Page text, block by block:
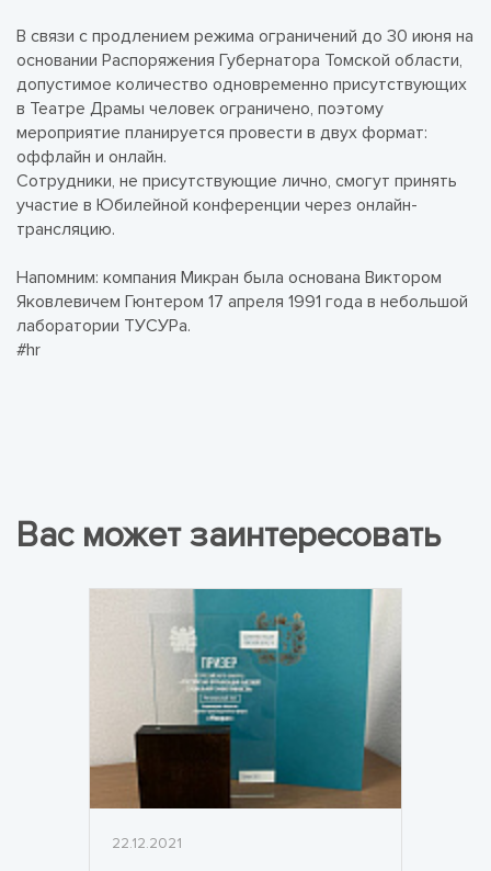
В связи с продлением режима ограничений до 30 июня на
основании Распоряжения Губернатора Томской области,
допустимое количество одновременно присутствующих
в Театре Драмы человек ограничено, поэтому
мероприятие планируется провести в двух формат:
оффлайн и онлайн.
Сотрудники, не присутствующие лично, смогут принять
участие в Юбилейной конференции через онлайн-
трансляцию.
Напомним: компания Микран была основана Виктором
Яковлевичем Гюнтером 17 апреля 1991 года в небольшой
лаборатории ТУСУРа.
#hr
Вас может заинтересовать
22.12.2021